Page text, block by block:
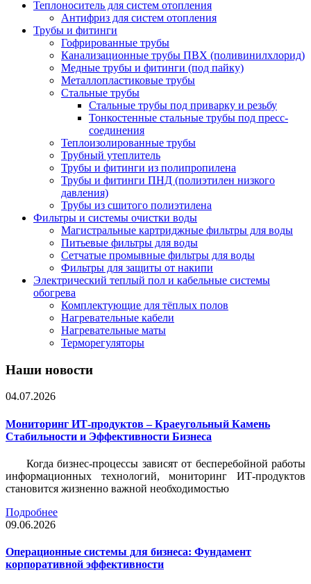
Теплоноситель для систем отопления
Антифриз для систем отопления
Трубы и фитинги
Гофрированные трубы
Канализационные трубы ПВХ (поливинилхлорид)
Медные трубы и фитинги (под пайку)
Металлопластиковые трубы
Стальные трубы
Стальные трубы под приварку и резьбу
Тонкостенные стальные трубы под пресс-
соединения
Теплоизолированные трубы
Трубный утеплитель
Трубы и фитинги из полипропилена
Трубы и фитинги ПНД (полиэтилен низкого
давления)
Трубы из сшитого полиэтилена
Фильтры и системы очистки воды
Магистральные картриджные фильтры для воды
Питьевые фильтры для воды
Сетчатые промывные фильтры для воды
Фильтры для защиты от накипи
Электрический теплый пол и кабельные системы
обогрева
Комплектующие для тёплых полов
Нагревательные кабели
Нагревательные маты
Терморегуляторы
Наши новости
04.07.2026
Мониторинг ИТ-продуктов – Краеугольный Камень
Стабильности и Эффективности Бизнеса
Когда бизнес-процессы зависят от бесперебойной работы
информационных технологий, мониторинг ИТ-продуктов
становится жизненно важной необходимостью
Подробнее
09.06.2026
Операционные системы для бизнеса: Фундамент
корпоративной эффективности